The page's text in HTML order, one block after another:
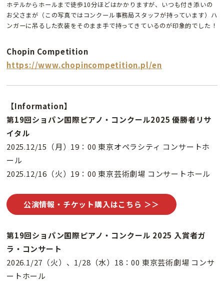
ホテルからホールまで徒歩10分ほどはかかりますが、いつも付き添いの
お父さまが（この写真ではコンクール事務局スタッフが持っています）ハ
ンガーに吊るした衣装をそのまま手で持ってきているのが印象的でした！
Chopin Competition
https://www.chopincompetition.pl/en
【Information】
第19回ショパン国際ピアノ・コンクール2025 優勝者リサ
イタル
2025.12/15（月）19：00 東京オペラシティ コンサートホ
ール
2025.12/16（火）19：00 東京芸術劇場 コンサートホール
公演情報・チケット購入はこちら ＞＞
第19回ショパン国際ピアノ・コンクール 2025 入賞者ガ
ラ・コンサート
2026.1/27（火）、1/28（水）18：00 東京芸術劇場 コンサ
ートホール